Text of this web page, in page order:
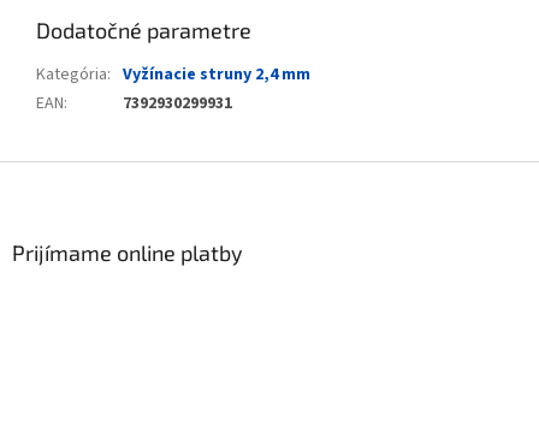
Dodatočné parametre
Kategória: Vyžínacie struny 2,4 mm
EAN: 7392930299931
Prijímame online platby